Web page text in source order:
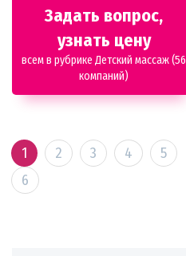
Задать вопрос,
узнать цену
всем в рубрике Детский массаж (56
компаний)
1 2 3 4
5
6